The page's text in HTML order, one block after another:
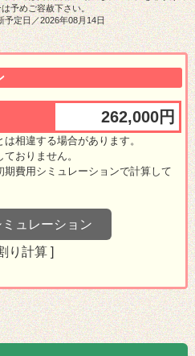
予めご容赦下さい。
定日／2026年08月14日